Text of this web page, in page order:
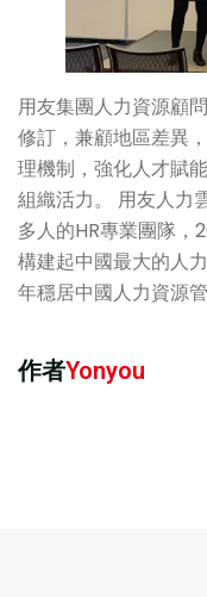
用友集團人力資源顧
修訂，兼顧地區差異
理機制，強化人才賦
組織活力。 用友人力
多人的HR專業團隊，
構建起中國最大的人
年穩居中國人力資源
作者Yonyou